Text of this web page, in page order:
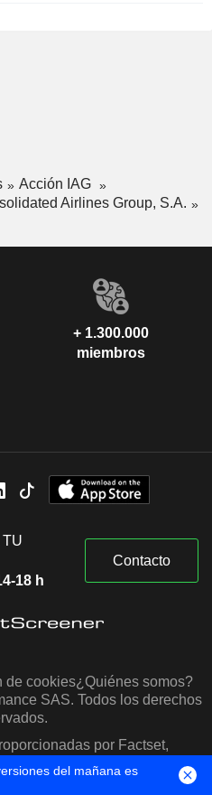
Acción IAG
Airlines Group, S.A.
+ 1.300.000
miembros
18 h
Contacto
de cookies¿Quiénes somos?
SAS. Todos los derechos
por Factset,
S&P Capital IQ
del mañana es